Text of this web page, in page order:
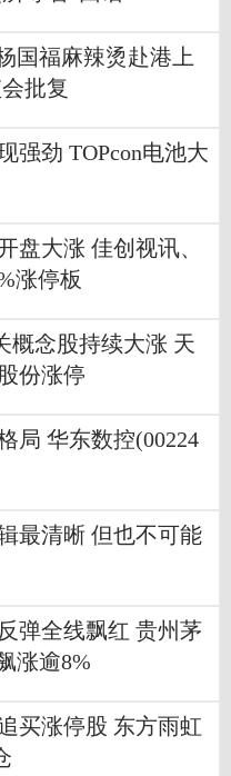
国福麻辣烫赴港上
批复
强劲 TOPcon电池大
盘大涨 佳创视讯、
涨停板
概念股持续大涨 天
份涨停
局 华东数控(00224
最清晰 但也不可能
弹全线飘红 贵州茅
涨逾8%
买涨停股 东方雨虹